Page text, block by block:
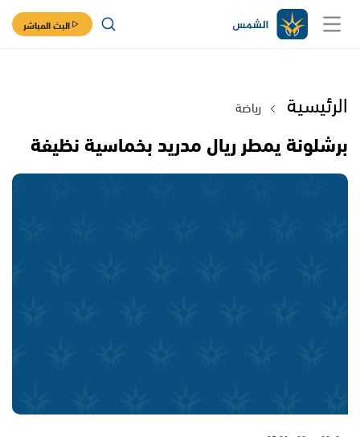
البث المباشر
الرئيسية رياضة
برشلونة يمطر ريال مدريد بخماسية نظيفة